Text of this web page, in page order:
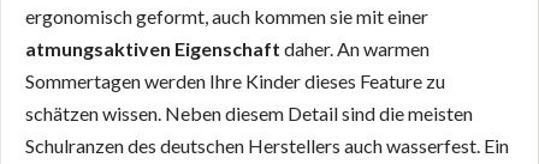
ergonomisch geformt, auch kommen sie mit einer
atmungsaktiven Eigenschaft daher. An warmen
Sommertagen werden Ihre Kinder dieses Feature zu
schätzen wissen. Neben diesem Detail sind die meisten
Schulranzen des deutschen Herstellers auch wasserfest. Ein